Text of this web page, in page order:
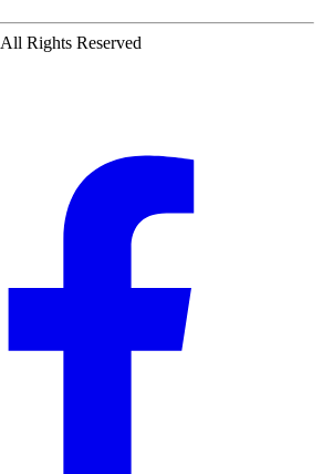
All Rights Reserved